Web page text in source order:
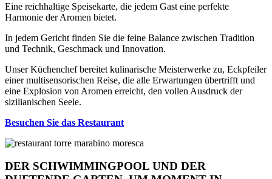
Eine reichhaltige Speisekarte, die jedem Gast eine perfekte
Harmonie der Aromen bietet.
In jedem Gericht finden Sie die feine Balance zwischen Tradition
und Technik, Geschmack und Innovation.
Unser Küchenchef bereitet kulinarische Meisterwerke zu, Eckpfeiler
einer multisensorischen Reise, die alle Erwartungen übertrifft und
eine Explosion von Aromen erreicht, den vollen Ausdruck der
sizilianischen Seele.
Besuchen Sie das Restaurant
DER SCHWIMMINGPOOL UND DER